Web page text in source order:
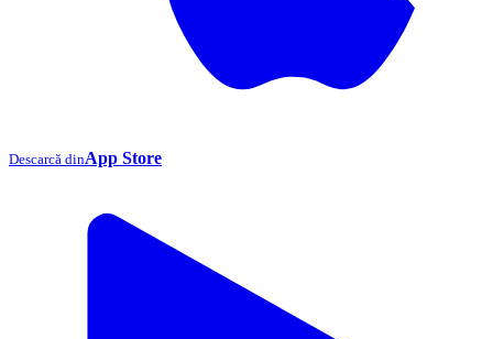
Descarcă dinApp Store